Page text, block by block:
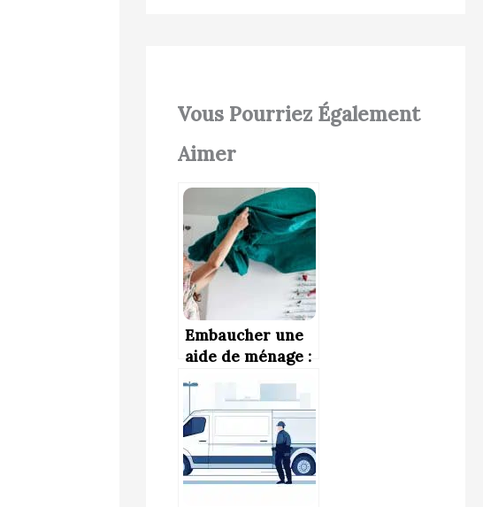
Vous Pourriez Également
Aimer
Embaucher une
aide de ménage :
combien ça coûte